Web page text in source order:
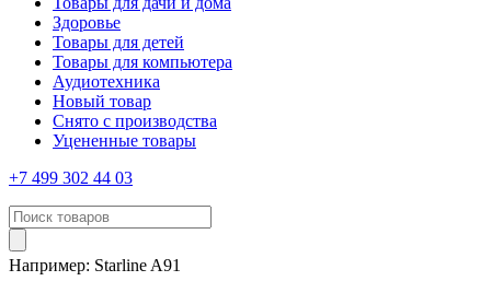
Здоровье
Товары для детей
Товары для компьютера
Аудиотехника
Новый товар
Снято с производства
Уцененные товары
+7 499 302 44 03
Например: Starline A91